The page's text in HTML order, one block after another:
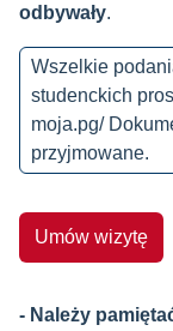
odbywały.
Wszelkie
studenckich
moja.pg/
przyjmowane.
Umów wizytę
- Należy